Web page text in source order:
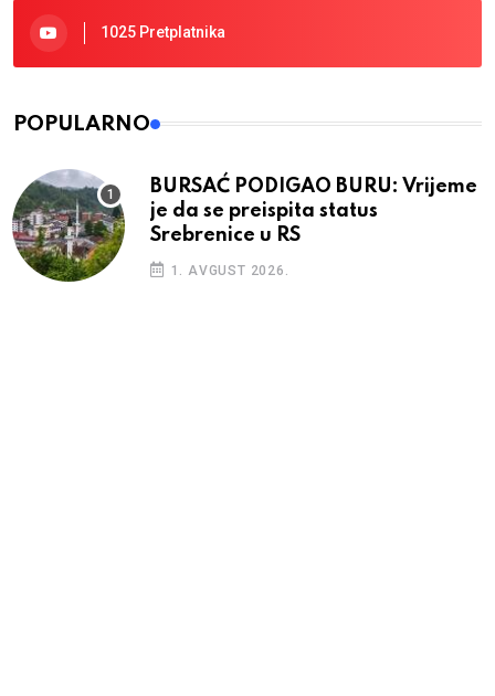
1025 Pretplatnika
POPULARNO
BURSAĆ PODIGAO BURU: Vrijeme
je da se preispita status
Srebrenice u RS
1. AVGUST 2026.